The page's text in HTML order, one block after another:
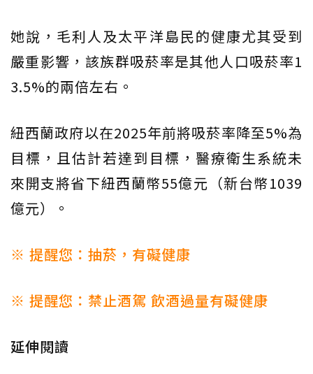
她說，毛利人及太平洋島民的健康尤其受到
嚴重影響，該族群吸菸率是其他人口吸菸率1
3.5%的兩倍左右。
紐西蘭政府以在2025年前將吸菸率降至5%為
目標，且估計若達到目標，醫療衛生系統未
來開支將省下紐西蘭幣55億元（新台幣1039
億元）。
※ 提醒您：抽菸，有礙健康
※ 提醒您：禁止酒駕 飲酒過量有礙健康
延伸閱讀